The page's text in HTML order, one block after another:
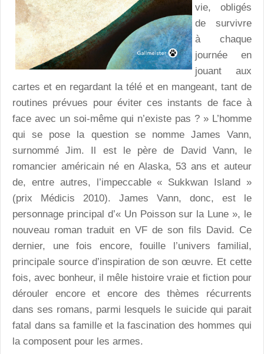
vie, obligés
de survivre
à chaque
journée en
jouant aux
cartes et en regardant la télé et en mangeant, tant de
routines prévues pour éviter ces instants de face à
face avec un soi-même qui n’existe pas ? » L’homme
qui se pose la question se nomme James Vann,
surnommé Jim. Il est le père de David Vann, le
romancier américain né en Alaska, 53 ans et auteur
de, entre autres, l’impeccable « Sukkwan Island »
(prix Médicis 2010). James Vann, donc, est le
personnage principal d’« Un Poisson sur la Lune », le
nouveau roman traduit en VF de son fils David. Ce
dernier, une fois encore, fouille l’univers familial,
principale source d’inspiration de son œuvre. Et cette
fois, avec bonheur, il mêle histoire vraie et fiction pour
dérouler encore et encore des thèmes récurrents
dans ses romans, parmi lesquels le suicide qui parait
fatal dans sa famille et la fascination des hommes qui
la composent pour les armes.